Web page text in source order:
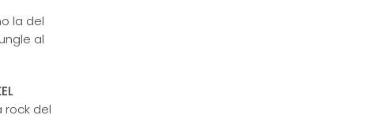
la del
al
rock del